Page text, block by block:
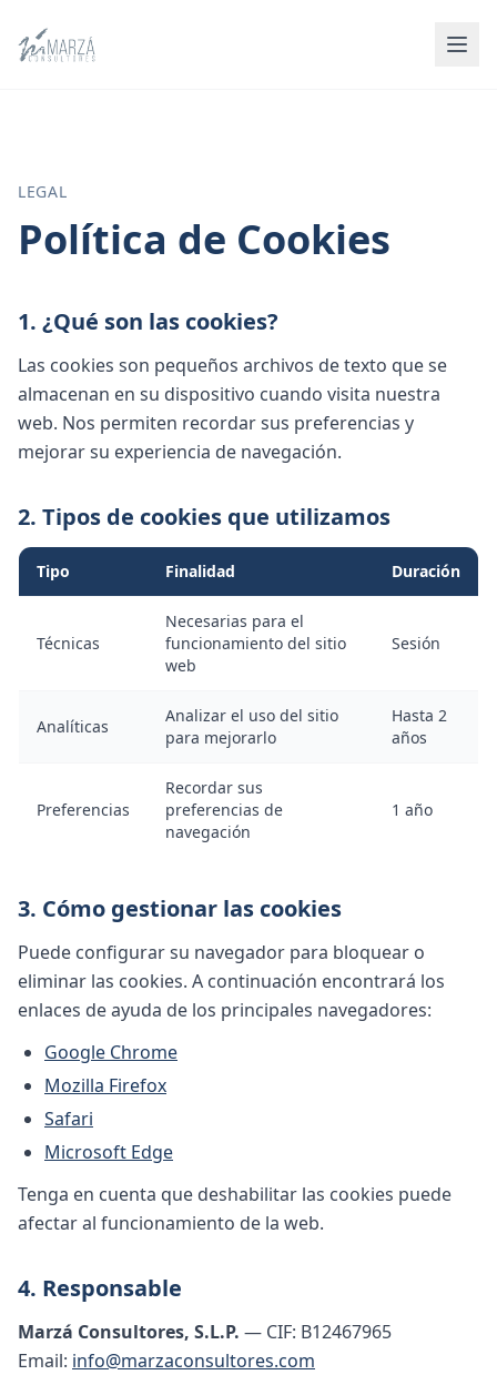
LEGAL
Política de Cookies
1. ¿Qué son las cookies?
Las cookies son pequeños archivos de texto que se
almacenan en su dispositivo cuando visita nuestra
web. Nos permiten recordar sus preferencias y
mejorar su experiencia de navegación.
2. Tipos de cookies que utilizamos
Tipo Finalidad Duración
Técnicas
Necesarias para el
funcionamiento del sitio
web
Sesión
Analíticas
Analizar el uso del sitio
para mejorarlo
Hasta 2
años
Preferencias
Recordar sus
preferencias de
navegación
1 año
3. Cómo gestionar las cookies
Puede configurar su navegador para bloquear o
eliminar las cookies. A continuación encontrará los
enlaces de ayuda de los principales navegadores:
Google Chrome
Mozilla Firefox
Safari
Microsoft Edge
Tenga en cuenta que deshabilitar las cookies puede
afectar al funcionamiento de la web.
4. Responsable
Marzá Consultores, S.L.P. — CIF: B12467965
Email: info@marzaconsultores.com